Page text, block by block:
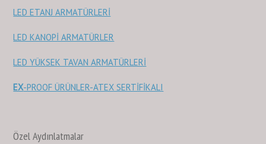
LED ETANJ ARMATÜRLERİ
LED KANOPİ ARMATÜRLER
LED YÜKSEK TAVAN ARMATÜRLERİ
EX-PROOF ÜRÜNLER-ATEX SERTİFİKALI
Özel Aydınlatmalar